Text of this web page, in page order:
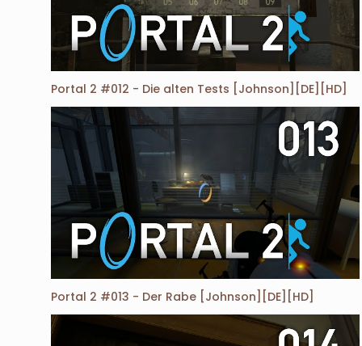
Portal 2 #012 - Die alten Tests [Johnson][DE][HD]
Portal 2 #013 - Der Rabe [Johnson][DE][HD]